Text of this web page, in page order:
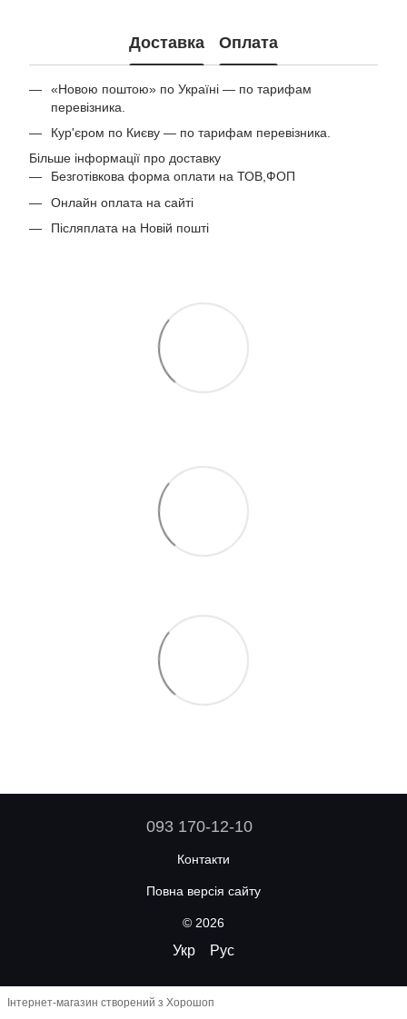
Доставка Оплата
«Новою поштою» по Україні — по тарифам
перевізника.
Кур'єром по Києву — по тарифам перевізника.
Більше інформації про доставку
Безготівкова форма оплати на ТОВ,ФОП
Онлайн оплата на сайті
Післяплата на Новій пошті
093 170-12-10
Контакти
Повна версія сайту
© 2026
Укр Рус
Інтернет-магазин створений з Хорошоп